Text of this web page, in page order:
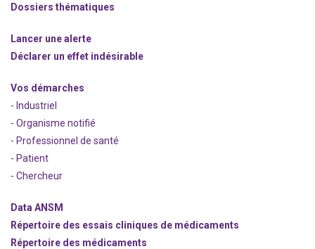
Dossiers thématiques
Lancer une alerte
Déclarer un effet indésirable
Vos démarches
- Industriel
- Organisme notifié
- Professionnel de santé
- Patient
- Chercheur
Data ANSM
Répertoire des essais cliniques de médicaments
Répertoire des médicaments